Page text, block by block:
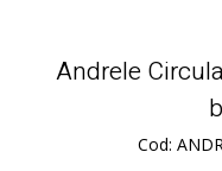
Andrele
Cod: